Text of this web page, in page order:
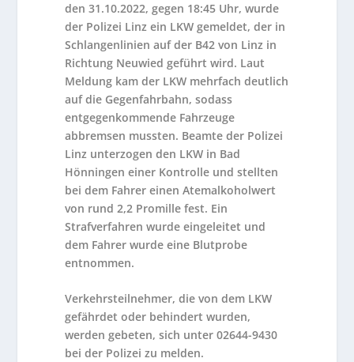
den 31.10.2022, gegen 18:45 Uhr, wurde
der Polizei Linz ein LKW gemeldet, der in
Schlangenlinien auf der B42 von Linz in
Richtung Neuwied geführt wird. Laut
Meldung kam der LKW mehrfach deutlich
auf die Gegenfahrbahn, sodass
entgegenkommende Fahrzeuge
abbremsen mussten. Beamte der Polizei
Linz unterzogen den LKW in Bad
Hönningen einer Kontrolle und stellten
bei dem Fahrer einen Atemalkoholwert
von rund 2,2 Promille fest. Ein
Strafverfahren wurde eingeleitet und
dem Fahrer wurde eine Blutprobe
entnommen.
Verkehrsteilnehmer, die von dem LKW
gefährdet oder behindert wurden,
werden gebeten, sich unter 02644-9430
bei der Polizei zu melden.